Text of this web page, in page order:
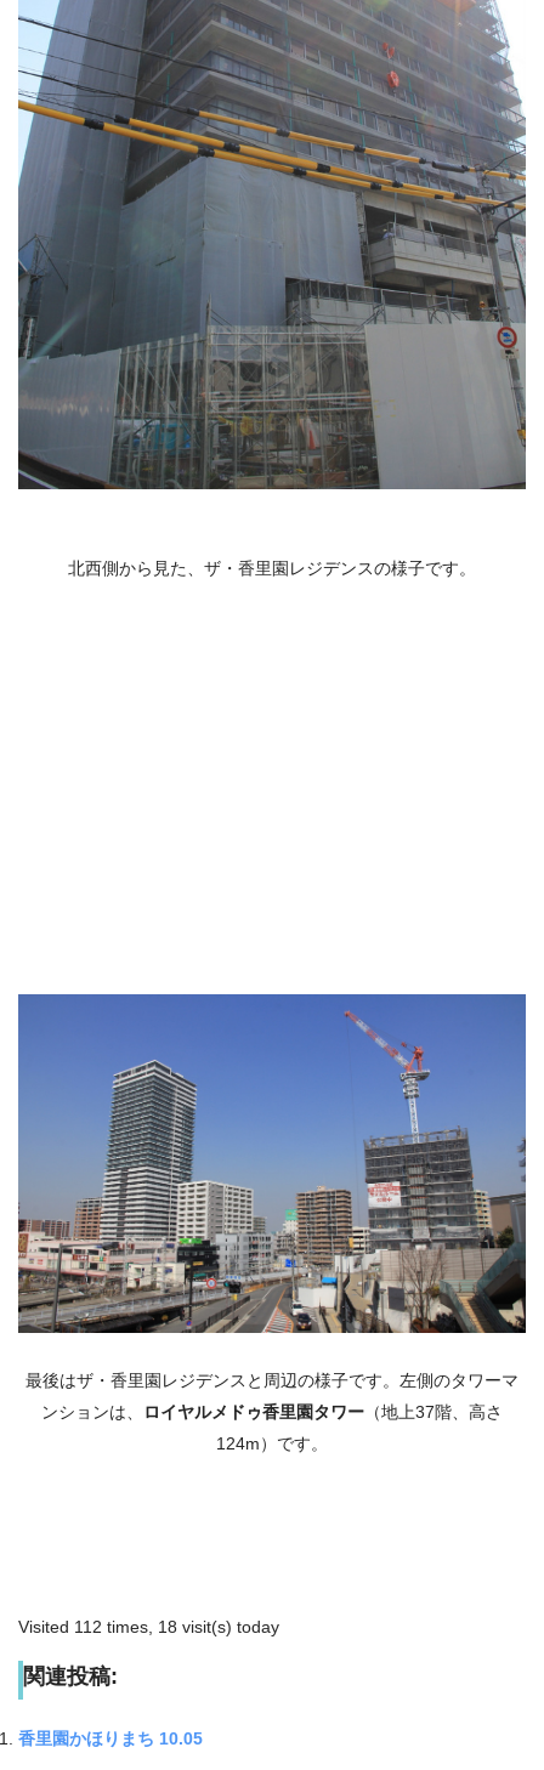
北西側から見た、ザ・香里園レジデンスの様子です。
最後はザ・香里園レジデンスと周辺の様子です。左側のタワーマ
ンションは、
ロイヤルメドゥ香里園タワー （地上37階、高さ
124m）です。
Visited 112 times, 18 visit(s) today
関連投稿:
香里園かほりまち 10.05